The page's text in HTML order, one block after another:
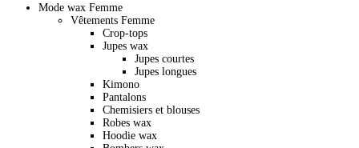
Mode wax Femme
Vêtements Femme
Crop-tops
Jupes wax
Jupes courtes
Jupes longues
Kimono
Pantalons
Chemisiers et blouses
Robes wax
Hoodie wax